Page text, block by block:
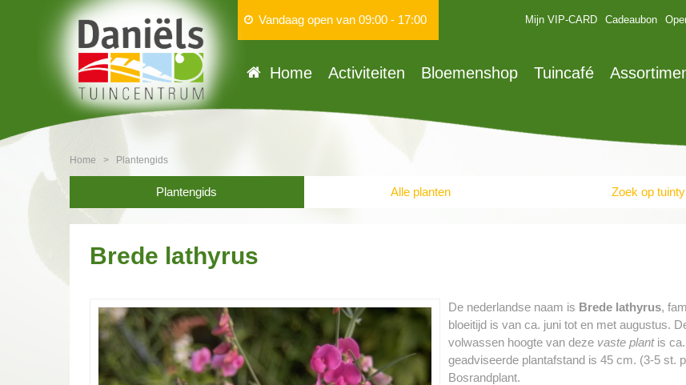
Home > Plantengids
Vandaag open van 09:00 - 17:00 Mijn VIP-CARD Cadeaubon
Home Activiteiten Bloemenshop Tuincafé
Plantengids Alle planten Zoek op
Brede lathyrus
De nederlandse naam is Brede lathyrus,
bloeitijd is van ca. juni tot en met augustus.
volwassen hoogte van deze vaste plantis ca.
geadviseerde plantafstand is 45 cm. (3-5 st.
Bosrandplant.